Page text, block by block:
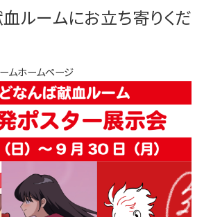
ルームにお立ち寄りくだ
ムホームページ